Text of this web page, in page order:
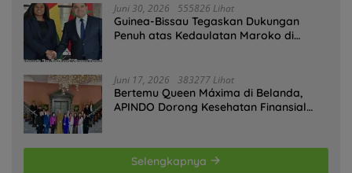
Juni 30, 2026 555826 Lihat
Guinea-Bissau Tegaskan Dukungan
Penuh atas Kedaulatan Maroko di
Juni 17, 2026 383277 Lihat
Bertemu Queen Máxima di Belanda,
APINDO Dorong Kesehatan Finansial
Selengkapnya